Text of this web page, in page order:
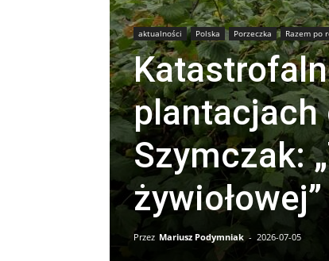
aktualności Polska Porzeczka Razem po
plantacjach
Szymczak:
żywiołowej”
Przez Mariusz Podymniak - 2026-07-05